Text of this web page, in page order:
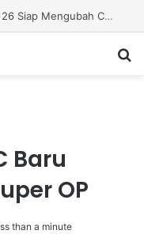
Fitur Gameplay Baru EA Sports FC 26 Siap Mengubah Cara Bermain di Lapangan Virtual
Baru
OP
than a minute